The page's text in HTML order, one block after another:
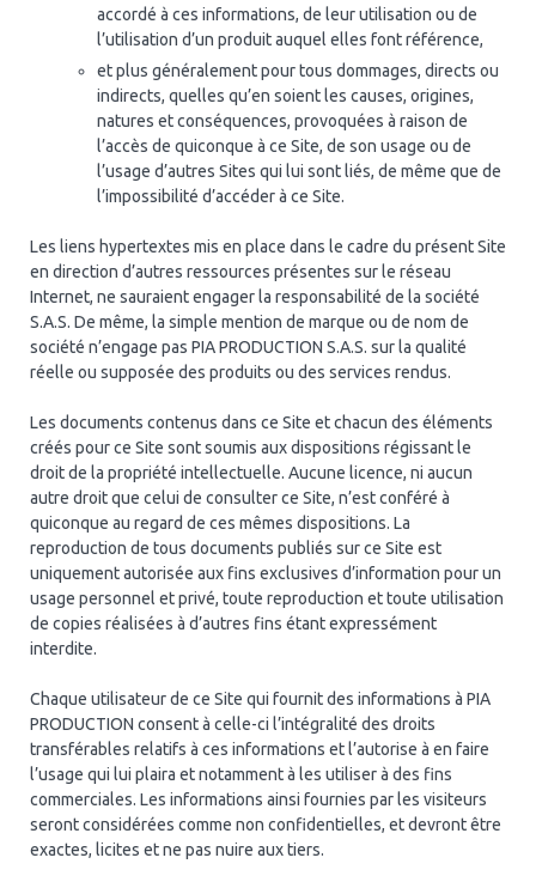
accordé à ces informations, de leur utilisation ou de
l’utilisation d’un produit auquel elles font référence,
et plus généralement pour tous dommages, directs ou
indirects, quelles qu’en soient les causes, origines,
natures et conséquences, provoquées à raison de
l’accès de quiconque à ce Site, de son usage ou de
l’usage d’autres Sites qui lui sont liés, de même que de
l’impossibilité d’accéder à ce Site.
Les liens hypertextes mis en place dans le cadre du présent Site
en direction d’autres ressources présentes sur le réseau
Internet, ne sauraient engager la responsabilité de la société
S.A.S. De même, la simple mention de marque ou de nom de
société n’engage pas PIA PRODUCTION S.A.S. sur la qualité
réelle ou supposée des produits ou des services rendus.
Les documents contenus dans ce Site et chacun des éléments
créés pour ce Site sont soumis aux dispositions régissant le
droit de la propriété intellectuelle. Aucune licence, ni aucun
autre droit que celui de consulter ce Site, n’est conféré à
quiconque au regard de ces mêmes dispositions. La
reproduction de tous documents publiés sur ce Site est
uniquement autorisée aux fins exclusives d’information pour un
usage personnel et privé, toute reproduction et toute utilisation
de copies réalisées à d’autres fins étant expressément
interdite.
Chaque utilisateur de ce Site qui fournit des informations à PIA
PRODUCTION consent à celle-ci l’intégralité des droits
transférables relatifs à ces informations et l’autorise à en faire
l’usage qui lui plaira et notamment à les utiliser à des fins
commerciales. Les informations ainsi fournies par les visiteurs
seront considérées comme non confidentielles, et devront être
exactes, licites et ne pas nuire aux tiers.